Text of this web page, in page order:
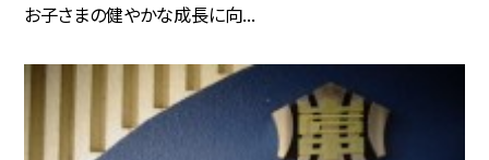
お子さまの健やかな成長に向...